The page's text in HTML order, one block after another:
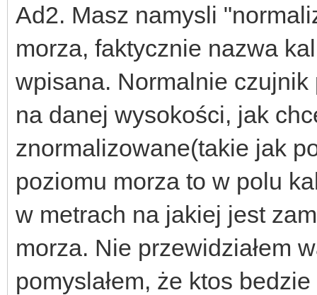
Ad2. Masz namysli
morza, faktycznie nazwa
wpisana. Normalnie
na danej wysokości, jak
znormalizowane(takie jak
poziomu morza to w polu
w metrach na jakiej jest
morza. Nie przewidziałem
pomyslałem, że ktos